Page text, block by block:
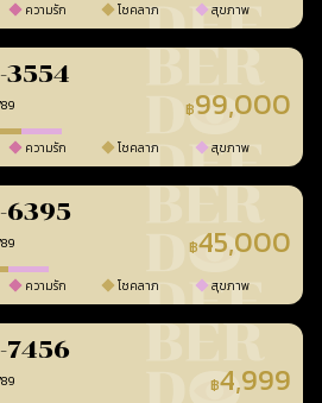
ความรัก โชคลาภ สุขภาพ
3554
฿99,000
ความรัก โชคลาภ สุขภาพ
6395
฿45,000
ความรัก โชคลาภ สุขภาพ
7456
฿4,999